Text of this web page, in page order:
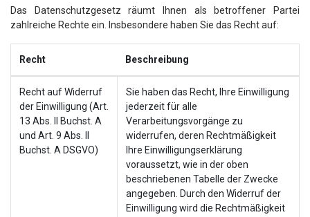
Das Datenschutzgesetz räumt Ihnen als betroffener Partei
zahlreiche Rechte ein. Insbesondere haben Sie das Recht auf:
Recht Beschreibung
Recht auf Widerruf
der Einwilligung (Art.
13 Abs. II Buchst. A
und Art. 9 Abs. II
Buchst. A DSGVO)
Sie haben das Recht, Ihre Einwilligung
jederzeit für alle
Verarbeitungsvorgänge zu
widerrufen, deren Rechtmäßigkeit
Ihre Einwilligungserklärung
voraussetzt, wie in der oben
beschriebenen Tabelle der Zwecke
angegeben. Durch den Widerruf der
Einwilligung wird die Rechtmäßigkeit